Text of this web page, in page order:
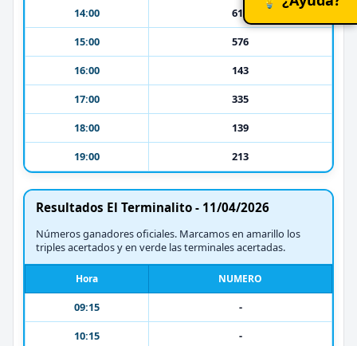
14:00
613
15:00
576
16:00
143
17:00
335
18:00
139
19:00
213
Resultados El Terminalito - 11/04/2026
Números ganadores oficiales. Marcamos en amarillo los
triples acertados y en verde las terminales acertadas.
Hora NUMERO
09:15
-
10:15
-